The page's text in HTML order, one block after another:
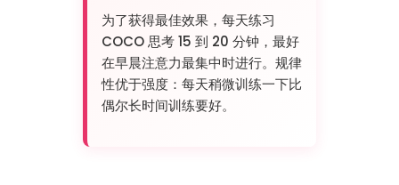
为了获得最佳效果，每天练习
COCO 思考 15 到 20 分钟，最好
在早晨注意力最集中时进行。规律
性优于强度：每天稍微训练一下比
偶尔长时间训练要好。